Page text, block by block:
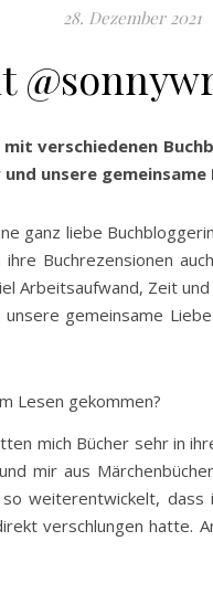
28. Dezember 2021
verschiedenen
unsere gemeinsame
ganz liebe
Buchrezensionen
Arbeitsaufwand, Zeit
gemeinsame
Lesen gekommen?
mich Bücher sehr in
mir aus
weiterentwickelt,
verschlungen hatte.